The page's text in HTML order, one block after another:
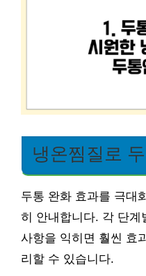
냉온찜질로
두통 완화 효과를 극대
히 안내합니다. 각 단계
사항을 익히면 훨씬 효
리할 수 있습니다.